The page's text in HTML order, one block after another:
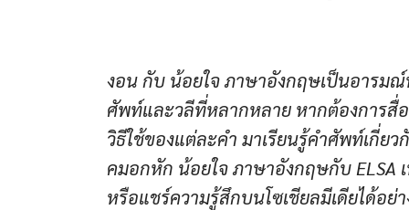
งอน กับ น้อยใจ ภาษาอังกฤษเป็นอารม
ศัพท์และวลีที่หลากหลาย หากต้องการสื่
วิธีใช้ของแต่ละคำ มาเรียนรู้คำศัพท์เกี่ย
คมอกหัก น้อยใจ ภาษาอังกฤษกับ ELSA
หรือแชร์ความรู้สึกบนโซเชียลมีเดียได้อย่